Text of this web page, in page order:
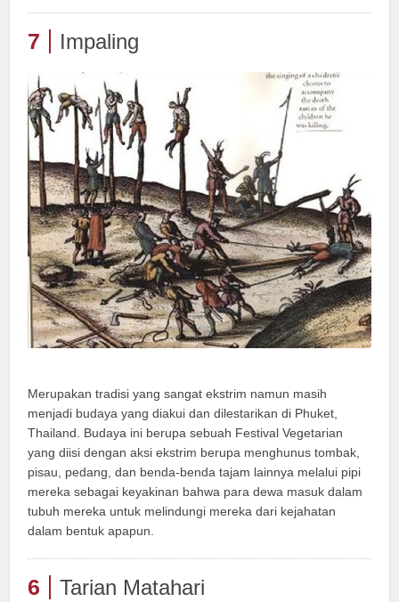
7 Impaling
Merupakan tradisi yang sangat ekstrim namun masih
menjadi budaya yang diakui dan dilestarikan di Phuket,
Thailand. Budaya ini berupa sebuah Festival Vegetarian
yang diisi dengan aksi ekstrim berupa menghunus tombak,
pisau, pedang, dan benda-benda tajam lainnya melalui pipi
mereka sebagai keyakinan bahwa para dewa masuk dalam
tubuh mereka untuk melindungi mereka dari kejahatan
dalam bentuk apapun.
6 Tarian Matahari